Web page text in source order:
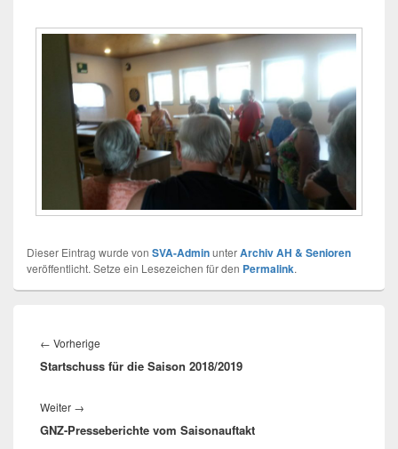
Dieser Eintrag wurde von SVA-AdminunterArchiv AH & Senioren
veröffentlicht. Setze ein Lesezeichen für den Permalink.
← Vorherige
Beitrag:
Startschuss für die Saison 2018/2019
Weiter →
Beitrag:
GNZ-Presseberichte vom Saisonauftakt